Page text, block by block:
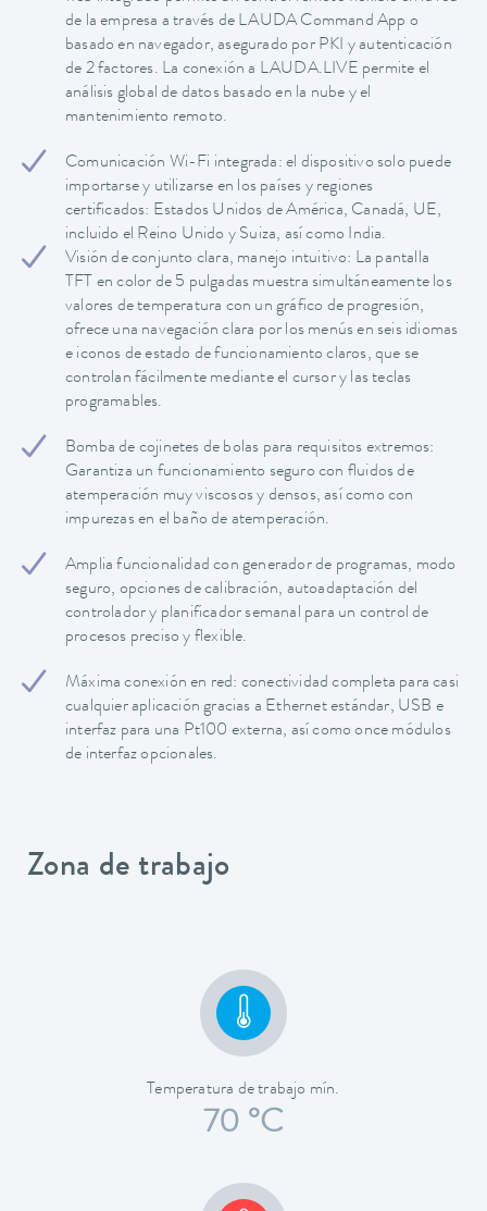
de la empresa a través de LAUDA Command App o
basado en navegador, asegurado por PKI y autenticación
de 2 factores. La conexión a LAUDA.LIVE permite el
análisis global de datos basado en la nube y el
mantenimiento remoto.
Comunicación Wi-Fi integrada: el dispositivo solo puede
importarse y utilizarse en los países y regiones
certificados: Estados Unidos de América, Canadá, UE,
incluido el Reino Unido y Suiza, así como India.
Visión de conjunto clara, manejo intuitivo: La pantalla
TFT en color de 5 pulgadas muestra simultáneamente los
valores de temperatura con un gráfico de progresión,
ofrece una navegación clara por los menús en seis idiomas
e iconos de estado de funcionamiento claros, que se
controlan fácilmente mediante el cursor y las teclas
programables.
Bomba de cojinetes de bolas para requisitos extremos:
Garantiza un funcionamiento seguro con fluidos de
atemperación muy viscosos y densos, así como con
impurezas en el baño de atemperación.
Amplia funcionalidad con generador de programas, modo
seguro, opciones de calibración, autoadaptación del
controlador y planificador semanal para un control de
procesos preciso y flexible.
Máxima conexión en red: conectividad completa para casi
cualquier aplicación gracias a Ethernet estándar, USB e
interfaz para una Pt100 externa, así como once módulos
de interfaz opcionales.
Zona de trabajo
Temperatura de trabajo mín.
70 °C